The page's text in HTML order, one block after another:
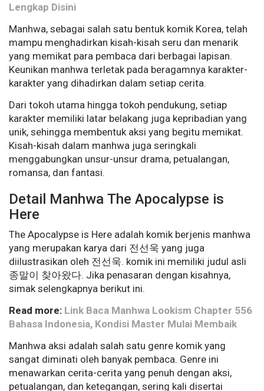
Lengkap Disini
Manhwa, sebagai salah satu bentuk komik Korea, telah
mampu menghadirkan kisah-kisah seru dan menarik
yang memikat para pembaca dari berbagai lapisan.
Keunikan manhwa terletak pada beragamnya karakter-
karakter yang dihadirkan dalam setiap cerita.
Dari tokoh utama hingga tokoh pendukung, setiap
karakter memiliki latar belakang juga kepribadian yang
unik, sehingga membentuk aksi yang begitu memikat.
Kisah-kisah dalam manhwa juga seringkali
menggabungkan unsur-unsur drama, petualangan,
romansa, dan fantasi.
Detail Manhwa The Apocalypse is
Here
The Apocalypse is Here adalah komik berjenis manhwa
yang merupakan karya dari 전선욱 yang juga
diilustrasikan oleh 전선욱. komik ini memiliki judul asli
종말이 찾아왔다. Jika penasaran dengan kisahnya,
simak selengkapnya berikut ini.
Read more: Link Baca Manhwa Lookism Chapter 556
Bahasa Indonesia, Kondisi Master Mulai Membaik
Manhwa aksi adalah salah satu genre komik yang
sangat diminati oleh banyak pembaca. Genre ini
menawarkan cerita-cerita yang penuh dengan aksi,
petualangan, dan ketegangan, sering kali disertai